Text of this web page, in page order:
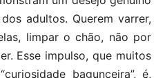
adultos. Querem varrer,
limpar o chão, não por
Esse impulso, que muitos
bagunceira”, é,